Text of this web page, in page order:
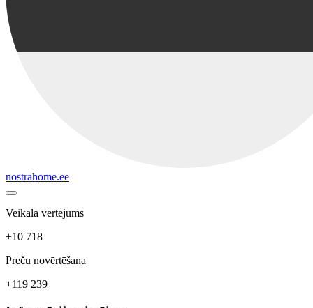
nostrahome.ee
Veikala vērtējums
+10 718
Preču novērtēšana
+119 239